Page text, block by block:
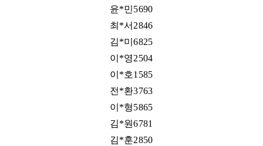
윤*민5690
최*서2846
김*미6825
이*영2504
이*호1585
전*환3763
이*형5865
김*원6781
김*훈2850